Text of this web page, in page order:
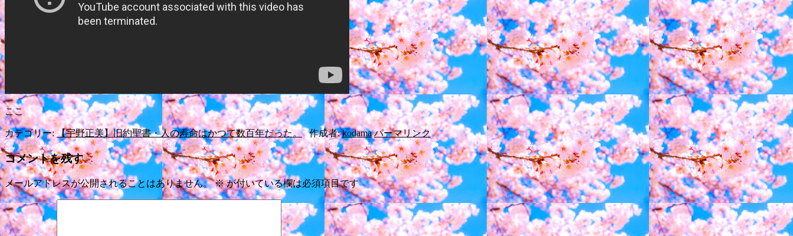
ここ
カテゴリー:【宇野正美】旧約聖書・人の寿命はかつて数百年だった。作成者:kodama パーマリンク
コメントを残す
メールアドレスが公開されることはありません。 ※が付いている欄は必須項目です